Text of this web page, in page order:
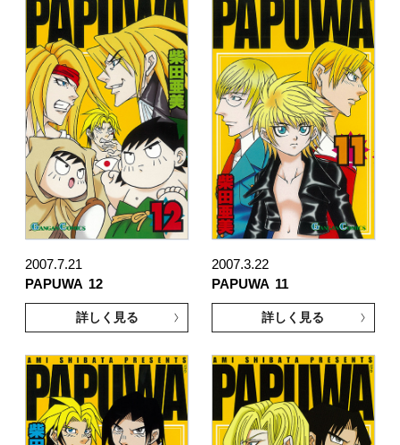
2007.7.21
PAPUWA 12
詳しく見る
2007.3.22
PAPUWA 11
詳しく見る